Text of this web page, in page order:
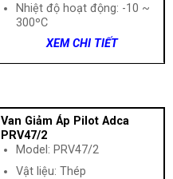
Nhiệt độ hoạt động: -10 ~
300ºC
XEM CHI TIẾT
Van Giảm Áp Pilot Adca
PRV47/2
Model: PRV47/2
Vật liệu: Thép